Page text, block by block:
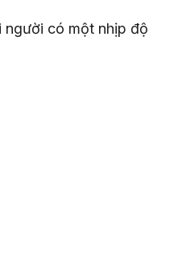
có một nhịp độ